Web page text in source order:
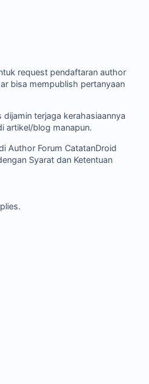
request pendaftaran author
bisa mempublish pertanyaan
dijamin terjaga kerahasiaannya
artikel/blog manapun.
Author Forum CatatanDroid
Syarat dan Ketentuan